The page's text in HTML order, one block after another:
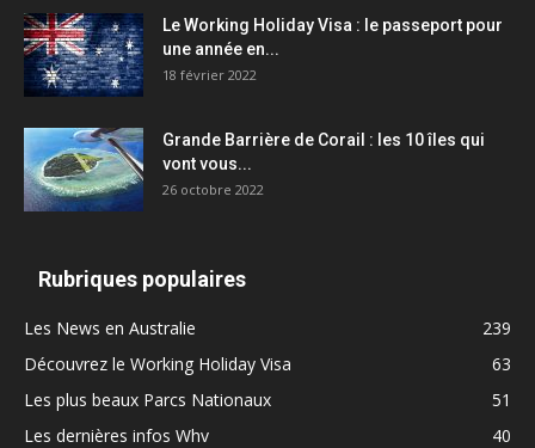
Le Working Holiday Visa : le passeport pour
une année en...
18 février 2022
Grande Barrière de Corail : les 10 îles qui
vont vous...
26 octobre 2022
Rubriques populaires
Les News en Australie
239
Découvrez le Working Holiday Visa
63
Les plus beaux Parcs Nationaux
51
Les dernières infos Whv
40